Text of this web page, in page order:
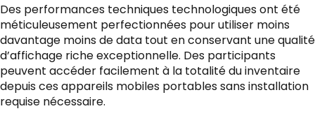
Des performances techniques technologiques ont été
méticuleusement perfectionnées pour utiliser moins
davantage moins de data tout en conservant une qualité
d’affichage riche exceptionnelle. Des participants
peuvent accéder facilement à la totalité du inventaire
depuis ces appareils mobiles portables sans installation
requise nécessaire.